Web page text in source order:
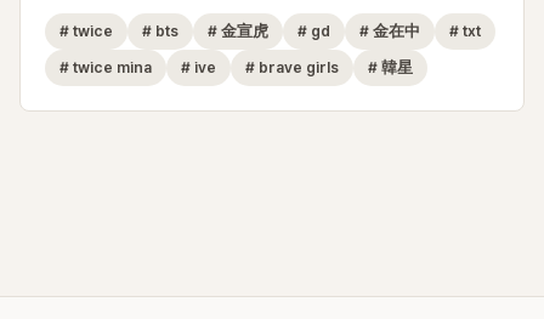
# twice # bts # 金宣虎 # gd # 金在中 # txt
# twice mina # ive # brave girls # 韓星